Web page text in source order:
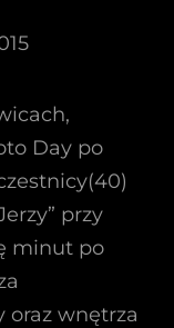
Day po
przy
minut po
oraz wnętrza